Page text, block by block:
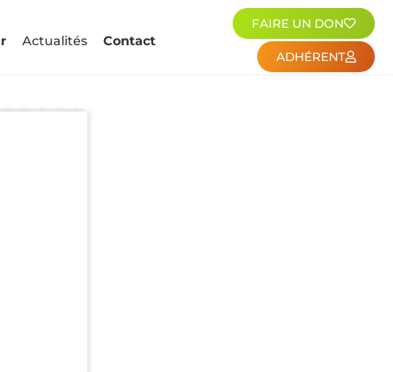
Actualités Contact
FAIRE UN DON
ADHÉRENT